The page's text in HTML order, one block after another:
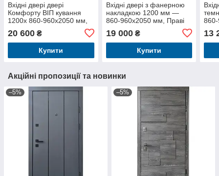
Вхідні двері двері
Комфорту ВІП кування
1200x 860-960x2050 мм,
20 600 ₴
Купити
Вхідні двері з фанерною
накладкою 1200 мм —
860-960x2050 мм, Праві
19 000₴
Купити
13
Акційні пропозиції та новинки
–5% –5%